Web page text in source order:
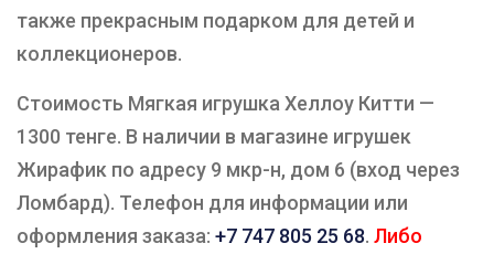
также прекрасным подарком для детей и
коллекционеров.
Стоимость Мягкая игрушка Хеллоу Китти —
1300 тенге. В наличии в магазине игрушек
Жирафик по адресу 9 мкр-н, дом 6 (вход через
Ломбард). Телефон для информации или
оформления заказа: +7 747 805 25 68. Либо